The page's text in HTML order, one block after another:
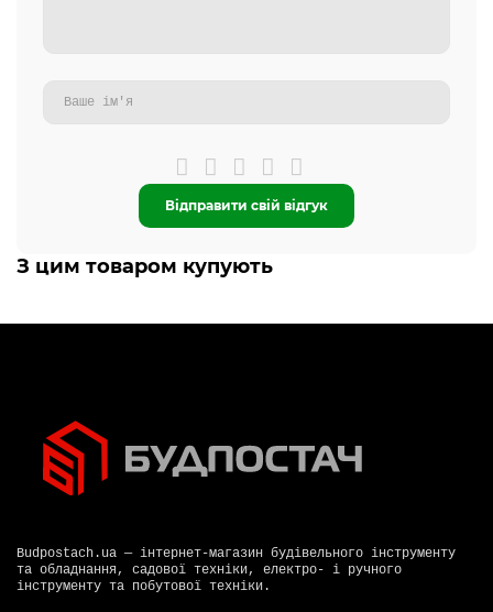
Відправити свій відгук
З цим товаром купують
Budpostach.ua — інтернет-магазин будівельного інструменту
та обладнання, садової техніки, електро- і ручного
інструменту та побутової техніки.